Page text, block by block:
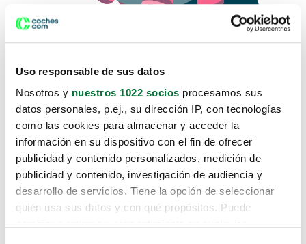
Uso responsable de sus datos
Nosotros y nuestros 1022 socios procesamos sus
datos personales, p.ej., su dirección IP, con tecnologías
como las cookies para almacenar y acceder la
información en su dispositivo con el fin de ofrecer
publicidad y contenido personalizados, medición de
publicidad y contenido, investigación de audiencia y
desarrollo de servicios. Tiene la opción de seleccionar
quién usa sus datos y con qué propósitos. Puede
Lo sentimos, no sabemos como
te hemos traido hasta aquí.
Pero puedes encontrar el coche que estás
buscando en alguno de estos enlaces: